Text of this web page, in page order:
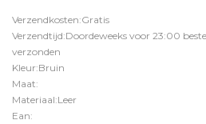
Verzendkosten:Gratis
Verzendtijd:Doordeweeks voor 23:00
verzonden
Kleur:Bruin
Maat:
Materiaal:Leer
Ean: